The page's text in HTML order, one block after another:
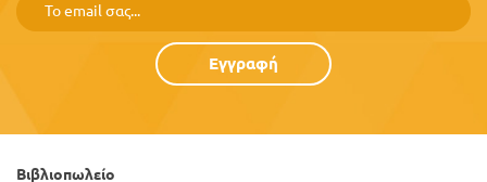
Εγγραφή
Βιβλιοπωλείο